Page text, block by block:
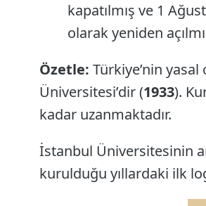
kapatılmış ve 1
olarak yeniden
Özetle: Türkiye’nin
Üniversitesi’dir (1933).
kadar uzanmaktadır.
İstanbul Üniversitesinin
kurulduğu yıllardaki ilk